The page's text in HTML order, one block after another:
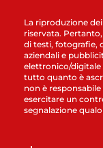
La riproduzione
riservata.
di testi, fotografie,
aziendali e
elettronico/digitale
tutto quanto è
non è
esercitare un
segnalazione